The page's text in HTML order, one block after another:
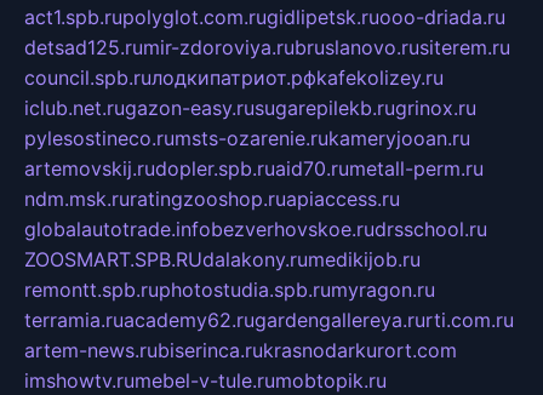
act1.spb.rupolyglot.com.rugidlipetsk.ruooo-driada.ru
detsad125.rumir-zdoroviya.rubruslanovo.rusiterem.ru
council.spb.ruлодкипатриот.рфkafekolizey.ru
iclub.net.rugazon-easy.rusugarepilekb.rugrinox.ru
pylesostineco.rumsts-ozarenie.rukameryjooan.ru
artemovskij.rudopler.spb.ruaid70.rumetall-perm.ru
ndm.msk.ruratingzooshop.ruapiaccess.ru
globalautotrade.infobezverhovskoe.rudrsschool.ru
ZOOSMART.SPB.RUdalakony.rumedikijob.ru
remontt.spb.ruphotostudia.spb.rumyragon.ru
terramia.ruacademy62.rugardengallereya.rurti.com.ru
artem-news.rubiserinca.rukrasnodarkurort.com
imshowtv.rumebel-v-tule.rumobtopik.ru